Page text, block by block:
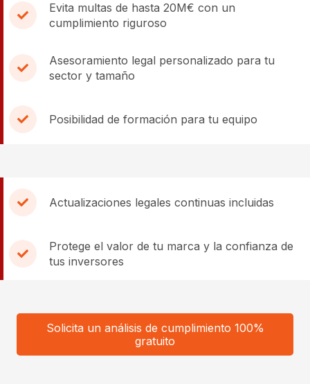
Evita multas de hasta 20M€ con un
cumplimiento riguroso
Asesoramiento legal personalizado para tu
sector y tamaño
Posibilidad de formación para tu equipo
Actualizaciones legales continuas incluidas
Protege el valor de tu marca y la confianza de
tus inversores
Solicita un análisis de cumplimiento 100%
gratuito